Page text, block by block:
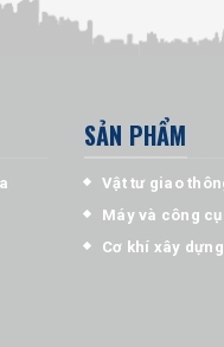
SẢN PHẨM
Vật tư giao
Máy và công cụ
Cơ khí xây dựng